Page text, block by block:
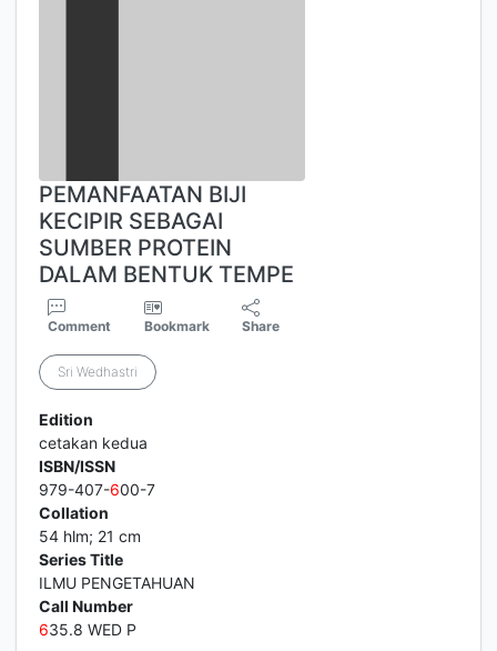
PEMANFAATAN BIJI
KECIPIR SEBAGAI
SUMBER PROTEIN
DALAM BENTUK TEMPE
Comment Bookmark Share
Sri Wedhastri
Edition
cetakan kedua
ISBN/ISSN
979-407-600-7
Collation
54 hlm; 21 cm
Series Title
ILMU PENGETAHUAN
Call Number
635.8 WED P